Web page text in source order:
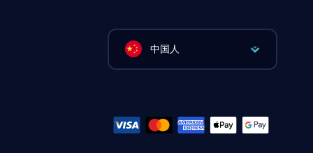
中国人